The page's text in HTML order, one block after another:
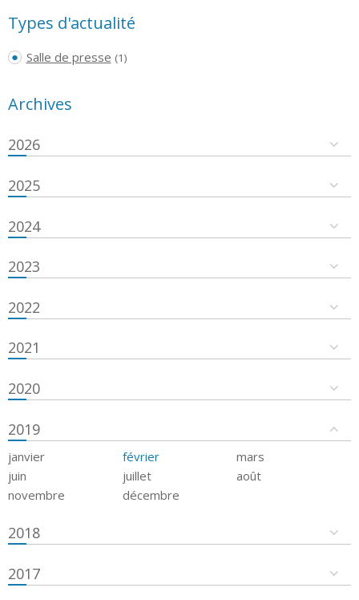
Types d'actualité
Salle de presse (1)
Archives
2026
2025
2024
2023
2022
2021
2020
2019
janvier février
mars
juin
juillet
août
novembre
décembre
2018
2017